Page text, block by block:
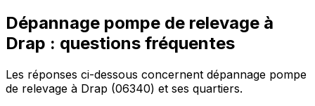
Dépannage pompe de relevage à
Drap : questions fréquentes
Les réponses ci-dessous concernent dépannage pompe
de relevage à Drap (06340) et ses quartiers.